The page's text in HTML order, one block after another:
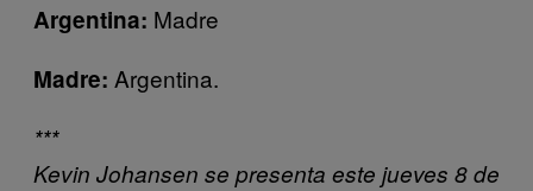
Argentina: Madre
Madre: Argentina.
***
Kevin Johansen se presenta este jueves 8 de